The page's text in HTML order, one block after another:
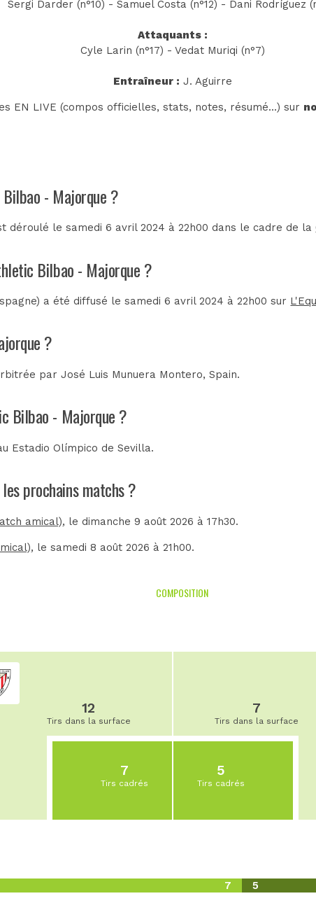
Sergi Darder (n°10) - Samuel Costa (n°12) - Dani Rodríguez
Attaquants :
Cyle Larin (n°17) - Vedat Muriqi (n°7)
Entraîneur : J. Aguirre
EN LIVE (compos officielles, stats, notes, résumé...) sur
- Majorque ?
déroulé le samedi 6 avril 2024 à 22h00 dans le cadre de la
Bilbao - Majorque ?
a été diffusé le samedi 6 avril 2024 à 22h00 sur
?
parJosé Luis Munuera Montero, Spain.
Bilbao - Majorque ?
Estadio Olímpico de Sevilla.
prochains matchs ?
amical), le dimanche 9 août 2026 à 17h30.
, le samedi 8 août 2026 à 21h00.
COMPOSITION
12
Tirs dans la surface
7
Tirs cadrés
7
Tirs dans la surface
5
Tirs cadrés
7 5